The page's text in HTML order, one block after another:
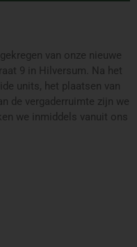
van onze nieuwe
9 in Hilversum. Na het
units, het plaatsen van
de vergaderruimte zijn we
we inmiddels vanuit ons